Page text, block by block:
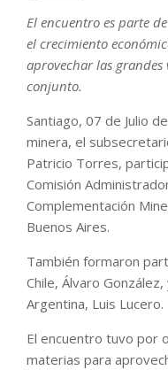
El encuentro es parte
el crecimiento
aprovechar las
conjunto.
Santiago, 07 de Julio
minera, el
Patricio Torres,
Comisión
Complementación
Buenos Aires.
También formaron
Chile, Álvaro
Argentina, Luis Lucero.
El encuentro tuvo por
materias para